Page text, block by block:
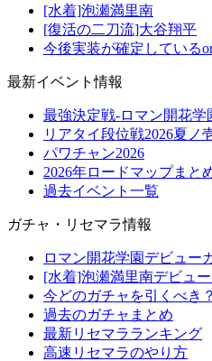
[水着]泡瀬満里南
[復活の二刀流]大谷翔平
今後実装が確定している
最新イベント情報
最強決定戦-ロマン開花学
リアタイ段位戦2026夏ノ
パワチャン2026
2026年ロードマップまと
過去イベント一覧
ガチャ・リセマラ情報
ロマン開花学園デビュー
[水着]泡瀬満里南デビュ
今どのガチャを引くべき
過去のガチャまとめ
最新リセマラランキング
高速リセマラのやり方